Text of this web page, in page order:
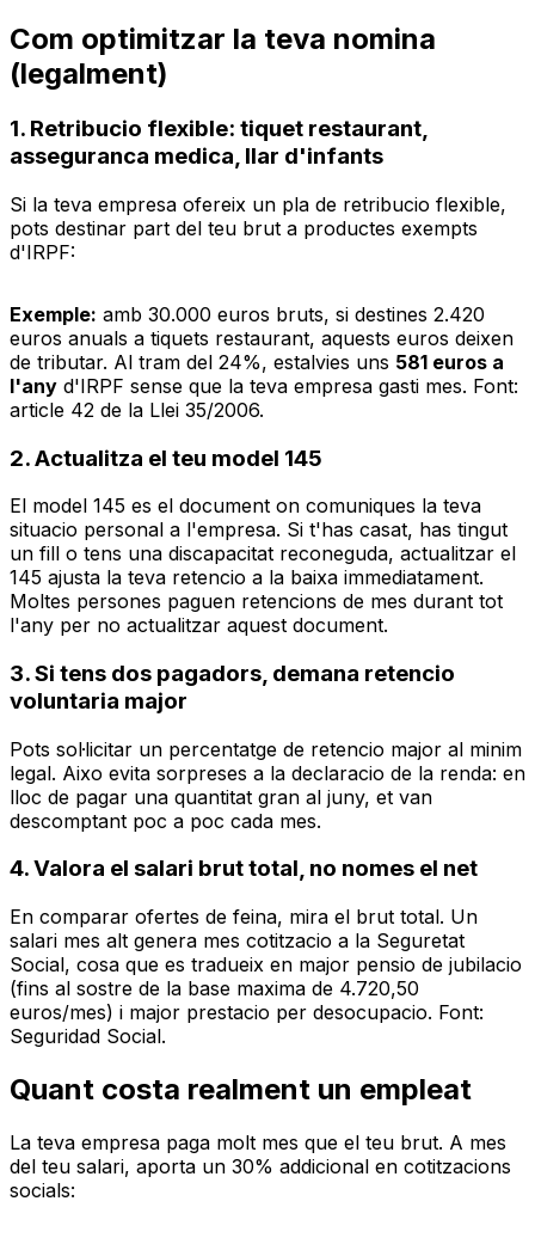
Com optimitzar la teva nomina
(legalment)
1. Retribucio flexible: tiquet restaurant,
asseguranca medica, llar d'infants
Si la teva empresa ofereix un pla de retribucio flexible,
pots destinar part del teu brut a productes exempts
d'IRPF:
Exemple: amb 30.000 euros bruts, si destines 2.420
euros anuals a tiquets restaurant, aquests euros deixen
de tributar. Al tram del 24%, estalvies uns 581 euros a
l'any d'IRPF sense que la teva empresa gasti mes. Font:
article 42 de la Llei 35/2006.
2. Actualitza el teu model 145
El model 145 es el document on comuniques la teva
situacio personal a l'empresa. Si t'has casat, has tingut
un fill o tens una discapacitat reconeguda, actualitzar el
145 ajusta la teva retencio a la baixa immediatament.
Moltes persones paguen retencions de mes durant tot
l'any per no actualitzar aquest document.
3. Si tens dos pagadors, demana retencio
voluntaria major
Pots sol·licitar un percentatge de retencio major al minim
legal. Aixo evita sorpreses a la declaracio de la renda: en
lloc de pagar una quantitat gran al juny, et van
descomptant poc a poc cada mes.
4. Valora el salari brut total, no nomes el net
En comparar ofertes de feina, mira el brut total. Un
salari mes alt genera mes cotitzacio a la Seguretat
Social, cosa que es tradueix en major pensio de jubilacio
(fins al sostre de la base maxima de 4.720,50
euros/mes) i major prestacio per desocupacio. Font:
Seguridad Social.
Quant costa realment un empleat
La teva empresa paga molt mes que el teu brut. A mes
del teu salari, aporta un 30% addicional en cotitzacions
socials: